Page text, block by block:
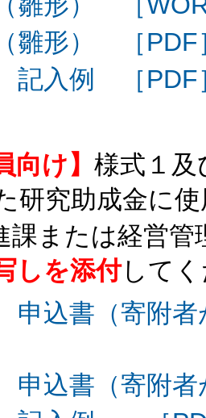
雛形） ［PDF
入例 ［PDF
向け】 様式１及
研究助成金に
または経営管
しを添付して
込書（寄附
込書（寄附